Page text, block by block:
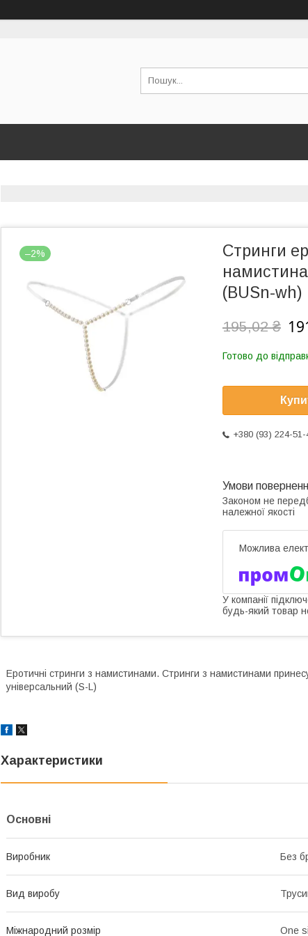
–2%
Стринги
(BUSn-wh)
195,02 ₴
Готово до
+380 (93) 224-51-
Законом не
належної якості
У компанії
будь-який товар
Еротичні стринги з намистинами. Cтринги з намистинами
універсальний (S-L)
Характеристики
Основні
Виробник Без
Вид виробу
Міжнародний розмір One